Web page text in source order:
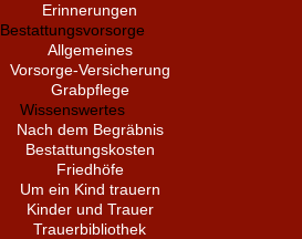
Erinnerungen
Bestattungsvorsorge
Allgemeines
Vorsorge-Versicherung
Grabpflege
Wissenswertes
Nach dem Begräbnis
Bestattungskosten
Friedhöfe
Um ein Kind trauern
Kinder und Trauer
Trauerbibliothek